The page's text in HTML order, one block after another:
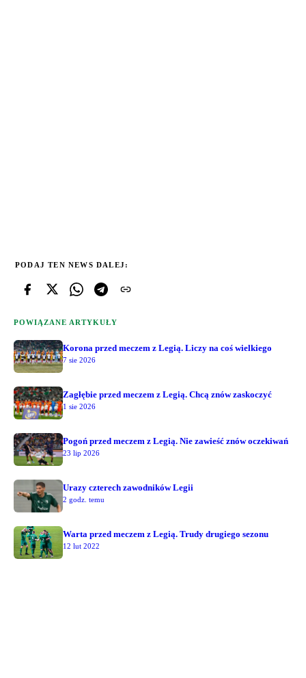
PODAJ TEN NEWS DALEJ:
POWIĄZANE ARTYKUŁY
Korona przed meczem z Legią. Liczy na coś wielkiego
7 sie 2026
Zagłębie przed meczem z Legią. Chcą znów zaskoczyć
1 sie 2026
Pogoń przed meczem z Legią. Nie zawieść znów oczekiwań
23 lip 2026
Urazy czterech zawodników Legii
2 godz. temu
Warta przed meczem z Legią. Trudy drugiego sezonu
12 lut 2022